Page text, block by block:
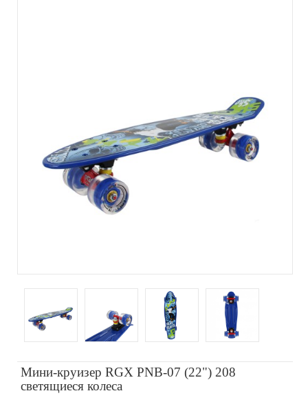
Мини-круизер RGX PNB-07 (22") 208
светящиеся колеса